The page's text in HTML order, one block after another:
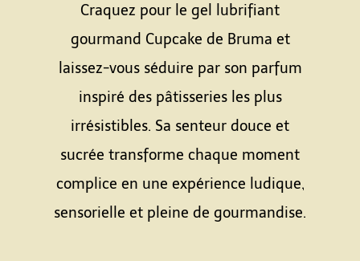
Craquez pour le gel lubrifiant
gourmand Cupcake de Bruma et
laissez-vous séduire par son parfum
inspiré des pâtisseries les plus
irrésistibles. Sa senteur douce et
sucrée transforme chaque moment
complice en une expérience ludique,
sensorielle et pleine de gourmandise.